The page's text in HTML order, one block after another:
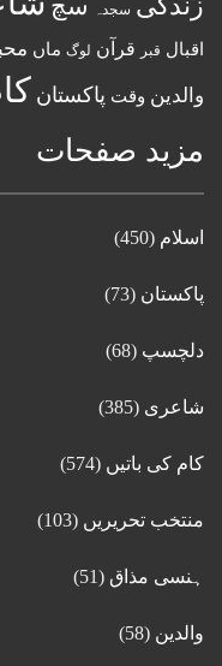
سجدہ
اقبال قبر قرآن لوگ ماں
والدین وقت پاکستان
مزید صفحات
اسلام (450)
پاکستان (73)
دلچسپ (68)
شاعری (385)
کام کی باتیں (574)
منتخب تحریریں (103)
ہنسی مذاق (51)
والدین (58)